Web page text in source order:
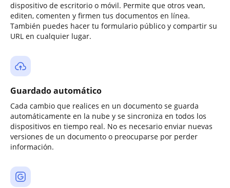
dispositivo de escritorio o móvil. Permite que otros vean,
editen, comenten y firmen tus documentos en línea.
También puedes hacer tu formulario público y compartir su
URL en cualquier lugar.
Guardado automático
Cada cambio que realices en un documento se guarda
automáticamente en la nube y se sincroniza en todos los
dispositivos en tiempo real. No es necesario enviar nuevas
versiones de un documento o preocuparse por perder
información.